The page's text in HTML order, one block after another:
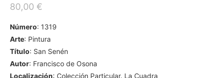
80,00 €
Número: 1319
Arte: Pintura
Título: San Senén
Autor: Francisco de Osona
Localización: Colección Particular. La Cuadra